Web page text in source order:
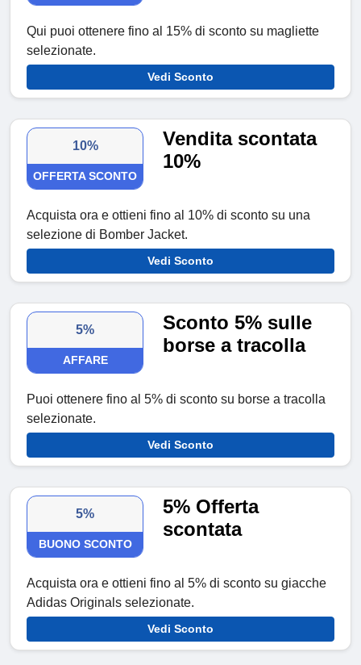
Qui puoi ottenere fino al 15% di sconto su magliette
selezionate.
Vedi Sconto
10%
OFFERTA SCONTO
Vendita scontata
10%
Acquista ora e ottieni fino al 10% di sconto su una
selezione di Bomber Jacket.
Vedi Sconto
5%
AFFARE
Sconto 5% sulle
borse a tracolla
Puoi ottenere fino al 5% di sconto su borse a tracolla
selezionate.
Vedi Sconto
5%
BUONO SCONTO
5% Offerta
scontata
Acquista ora e ottieni fino al 5% di sconto su giacche
Adidas Originals selezionate.
Vedi Sconto